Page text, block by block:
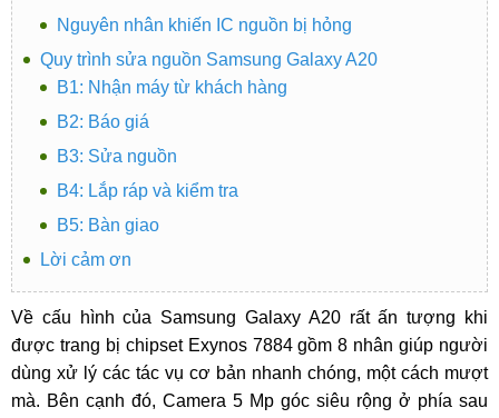
Nguyên nhân khiến IC nguồn bị hỏng
Quy trình sửa nguồn Samsung Galaxy A20
B1: Nhận máy từ khách hàng
B2: Báo giá
B3: Sửa nguồn
B4: Lắp ráp và kiểm tra
B5: Bàn giao
Lời cảm ơn
Về cấu hình của Samsung Galaxy A20 rất ấn tượng khi
được trang bị chipset Exynos 7884 gồm 8 nhân giúp người
dùng xử lý các tác vụ cơ bản nhanh chóng, một cách mượt
mà. Bên cạnh đó, Camera 5 Mp góc siêu rộng ở phía sau